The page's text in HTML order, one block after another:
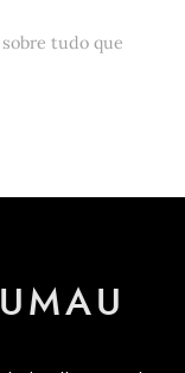
tudo que